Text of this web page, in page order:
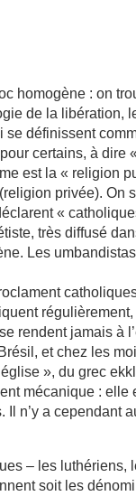
homogène : on
de la libération,
définissent
certains, à
est la « religion
privée). On
«
très diffusé
Les
rendent jamais à
et chez les
», du grec
mécanique : elle
n’y a cependant
– les
soit les